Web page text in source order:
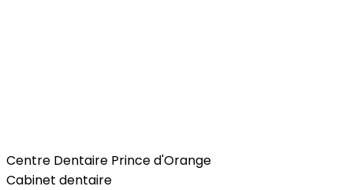
Centre Dentaire Prince d'Orange
Cabinet dentaire